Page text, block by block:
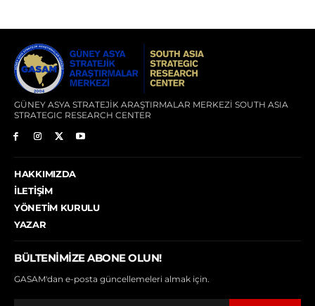
GÜNEY ASYA STRATEJİK ARAŞTIRMALAR MERKEZİ SOUTH ASIA
STRATEGIC RESEARCH CENTER
HAKKIMIZDA
İLETIŞIM
YÖNETIM KURULU
YAZAR
BÜLTENIMIZE ABONE OLUN!
GASAM'dan e-posta güncellemeleri almak için.